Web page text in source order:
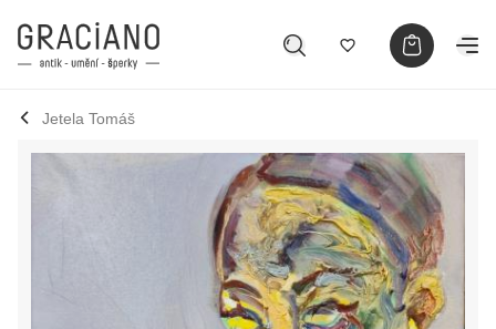
Jetela Tomáš